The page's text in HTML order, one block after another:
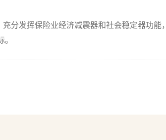
分发挥保险业经济减震器和社会稳定器功能